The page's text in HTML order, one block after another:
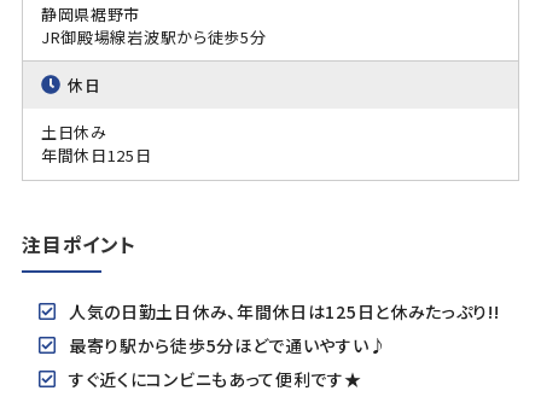
静岡県裾野市
JR御殿場線岩波駅から徒歩5分
休日
土日休み
年間休日125日
注目ポイント
人気の日勤土日休み、年間休日は125日と休みたっぷり!!
最寄り駅から徒歩5分ほどで通いやすい♪
すぐ近くにコンビニもあって便利です★